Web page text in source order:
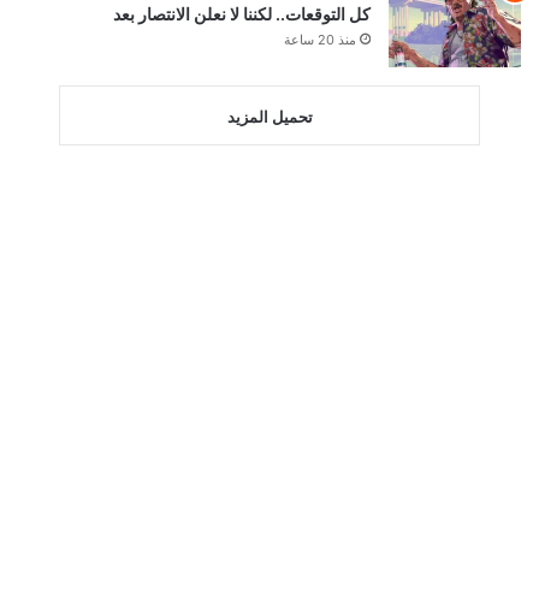
كل التوقعات.. لكننا لا نعلن الانتصار بعد
منذ 20 ساعة
تحميل المزيد